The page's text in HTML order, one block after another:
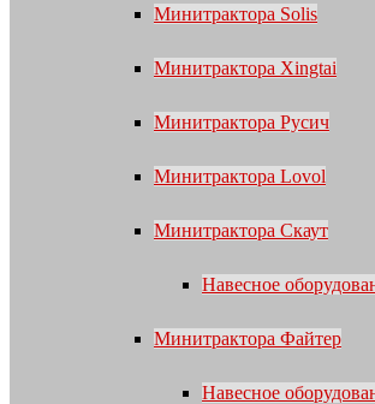
Минитрактора Solis
Минитрактора Xingtai
Минитрактора Русич
Минитрактора Lovol
Минитрактора Скаут
Навесное
Минитрактора Файтер
Навесное